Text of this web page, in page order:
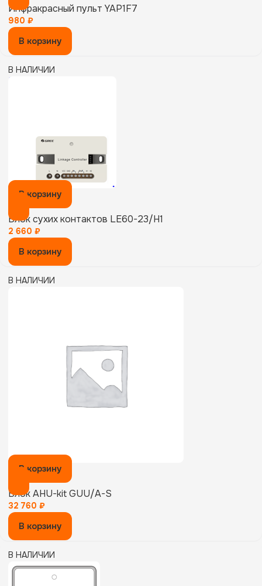
Инфракрасный пульт YAP1F7
980 ₽
В корзину
В НАЛИЧИИ
В корзину
Блок сухих контактов LE60-23/H1
2 660 ₽
В корзину
В НАЛИЧИИ
В корзину
Блок AHU-kit GUU/A-S
32 760 ₽
В корзину
В НАЛИЧИИ